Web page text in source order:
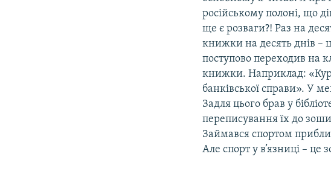
російському полоні, що
ще є розваги?! Раз на
книжки на десять днів –
поступово переходив на
книжки. Наприклад: «Курс
банківської справи». У
Задля цього брав у
переписування їх до
Займався спортом
Але спорт у в’язниці –